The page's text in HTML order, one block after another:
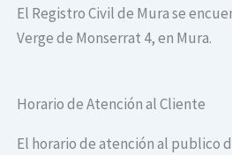
El Registro Civil de Mura se
Verge de Monserrat 4, en Mura.
Horario de Atención al Cliente
El horario de atención al publico